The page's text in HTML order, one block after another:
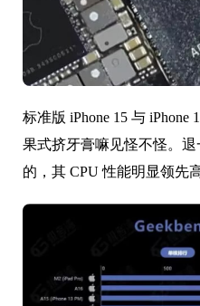
标准版 iPhone 15 与 iPhone
果式挤牙膏嘛见怪不怪。
的，其 CPU 性能明显领先